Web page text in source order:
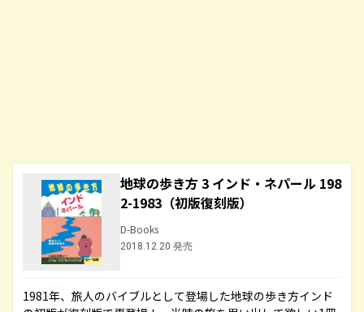
地球の歩き方 3 インド・ネパール 198
2-1983（初版復刻版）
D-Books
2018.12.20 発売
1981年、旅人のバイブルとして登場した地球の歩き方インド